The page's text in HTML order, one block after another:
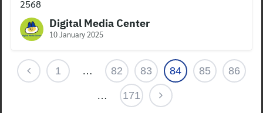
2568
Digital Media Center
10 January 2025
1 … 82 83 84 85 86
… 171